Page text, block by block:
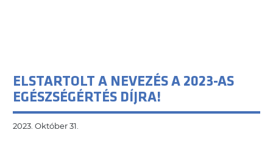
ELSTARTOLT A NEVEZÉS A 2023-AS
EGÉSZSÉGÉRTÉS DÍJRA!
2023. Október 31.